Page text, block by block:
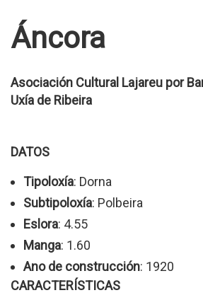
Áncora
Asociación Cultural Lajareu por
Uxí­a de Ribeira
DATOS
Tipoloxía: Dorna
Subtipoloxía: Polbeira
Eslora: 4.55
Manga: 1.60
Ano de construcción: 1920
CARACTERÍSTICAS